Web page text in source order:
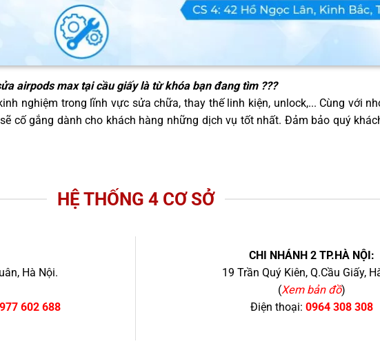
airpods max tại cầu giấylà từ khóa bạn đang tìm ???
nghiệm trong lĩnh vực sửa chữa, thay thế linh kiện, unlock,... Cùng với
cố gắng dành cho khách hàng những dịch vụ tốt nhất. Đảm bảo quý
HỆ THỐNG 4 CƠ SỞ
Hà Nội.
602 688
CHI NHÁNH 2 TP.HÀ NỘI:
19 Trần Quý Kiên, Q.Cầu Giấy,
(Xem bản đồ)
Điện thoại: 0964 308 308